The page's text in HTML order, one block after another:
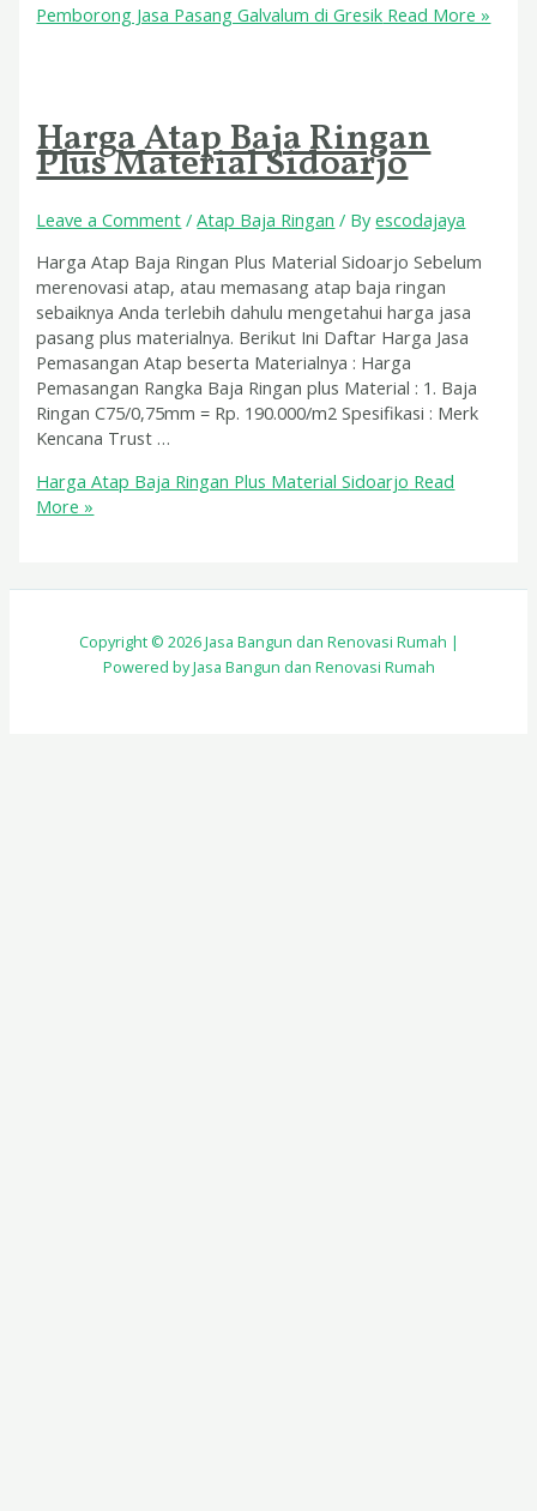
Pemborong Jasa Pasang Galvalum di Gresik Read More »
Harga Atap Baja Ringan
Plus Material Sidoarjo
Leave a Comment /Atap Baja Ringan / Byescodajaya
Harga Atap Baja Ringan Plus Material Sidoarjo Sebelum
merenovasi atap, atau memasang atap baja ringan
sebaiknya Anda terlebih dahulu mengetahui harga jasa
pasang plus materialnya. Berikut Ini Daftar Harga Jasa
Pemasangan Atap beserta Materialnya : Harga
Pemasangan Rangka Baja Ringan plus Material : 1. Baja
Ringan C75/0,75mm = Rp. 190.000/m2 Spesifikasi : Merk
Kencana Trust …
Harga Atap Baja Ringan Plus Material Sidoarjo Read
More »
Copyright © 2026 Jasa Bangun dan Renovasi Rumah |
Powered by Jasa Bangun dan Renovasi Rumah